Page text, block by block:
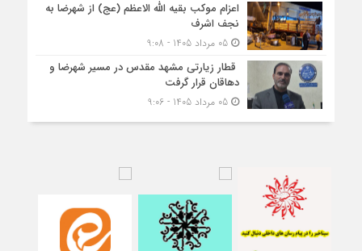
اعزام موکب بقیه الله الاعظم (عج) از شهرضا به
نجف اشرف
05 مرداد 1405 - 9:08
قطار زیارتی مشهد مقدس در مسیر شهرضا و
دهاقان قرار گرفت
05 مرداد 1405 - 9:06